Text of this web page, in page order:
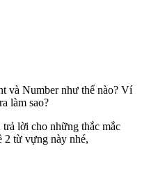
và Number như thế nào? Ví
làm sao?
lời cho những thắc mắc
2 từ vựng này nhé,